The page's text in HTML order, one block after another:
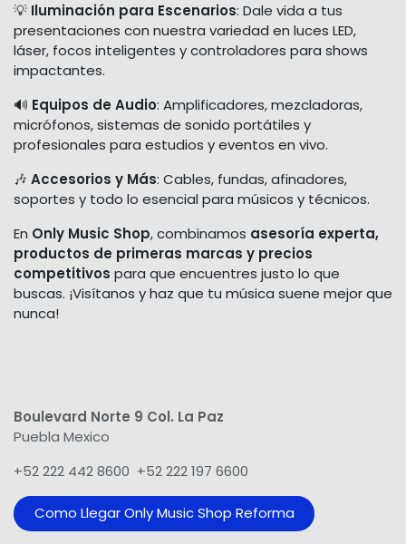
💡 Iluminación para Escenarios: Dale vida a tus
presentaciones con nuestra variedad en luces LED,
láser, focos inteligentes y controladores para shows
impactantes.
🔊 Equipos de Audio: Amplificadores, mezcladoras,
micrófonos, sistemas de sonido portátiles y
profesionales para estudios y eventos en vivo.
🎶 Accesorios y Más: Cables, fundas, afinadores,
soportes y todo lo esencial para músicos y técnicos.
En Only Music Shop, combinamos asesoría experta,
productos de primeras marcas y precios
competitivos para que encuentres justo lo que
buscas. ¡Visítanos y haz que tu música suene mejor que
nunca!
Boulevard Norte 9 Col. La Paz
Puebla Mexico
+52 222 442 8600 +52 222 197 6600
Como Llegar Only Music Shop​ Reforma